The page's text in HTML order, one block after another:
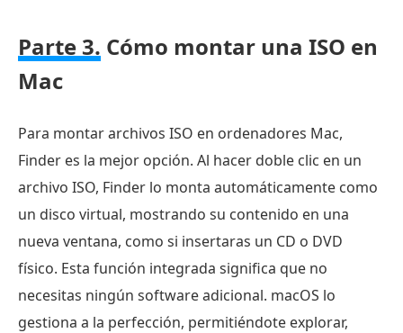
Parte 3. Cómo montar una ISO en
Mac
Para montar archivos ISO en ordenadores Mac,
Finder es la mejor opción. Al hacer doble clic en un
archivo ISO, Finder lo monta automáticamente como
un disco virtual, mostrando su contenido en una
nueva ventana, como si insertaras un CD o DVD
físico. Esta función integrada significa que no
necesitas ningún software adicional. macOS lo
gestiona a la perfección, permitiéndote explorar,